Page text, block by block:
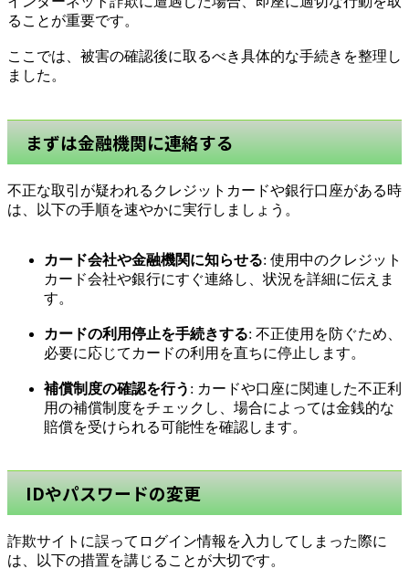
ることが重要です。
ここでは、被害の確認後に取るべき具体的な手続きを整理し
ました。
まずは金融機関に連絡する
不正な取引が疑われるクレジットカードや銀行口座がある時
は、以下の手順を速やかに実行しましょう。
カード会社や金融機関に知らせる: 使用中のクレジット
カード会社や銀行にすぐ連絡し、状況を詳細に伝えま
す。
カードの利用停止を手続きする: 不正使用を防ぐため、
必要に応じてカードの利用を直ちに停止します。
補償制度の確認を行う : カードや口座に関連した不正利
用の補償制度をチェックし、場合によっては金銭的な
賠償を受けられる可能性を確認します。
IDやパスワードの変更
詐欺サイトに誤ってログイン情報を入力してしまった際に
は、以下の措置を講じることが大切です。